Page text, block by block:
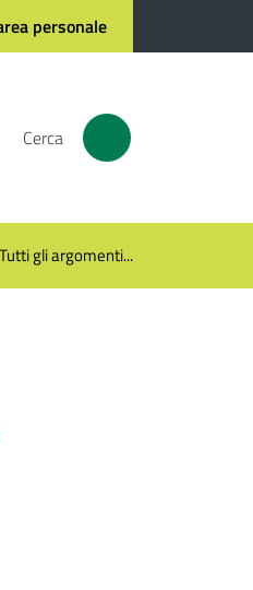
personale
Cerca
Tutti gli argomenti...